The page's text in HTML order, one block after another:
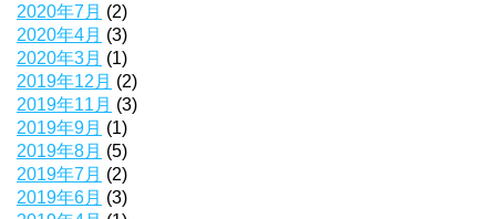
2020年7月 (2)
2020年4月 (3)
2020年3月 (1)
2019年12月 (2)
2019年11月 (3)
2019年9月 (1)
2019年8月 (5)
2019年7月 (2)
2019年6月 (3)